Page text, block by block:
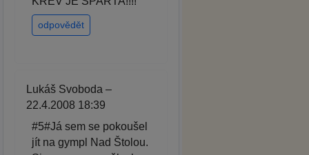
odpovědět
Lukáš Svoboda –
22.4.2008 18:39
#5#Já sem se pokoušel
jít na gympl Nad Štolou.